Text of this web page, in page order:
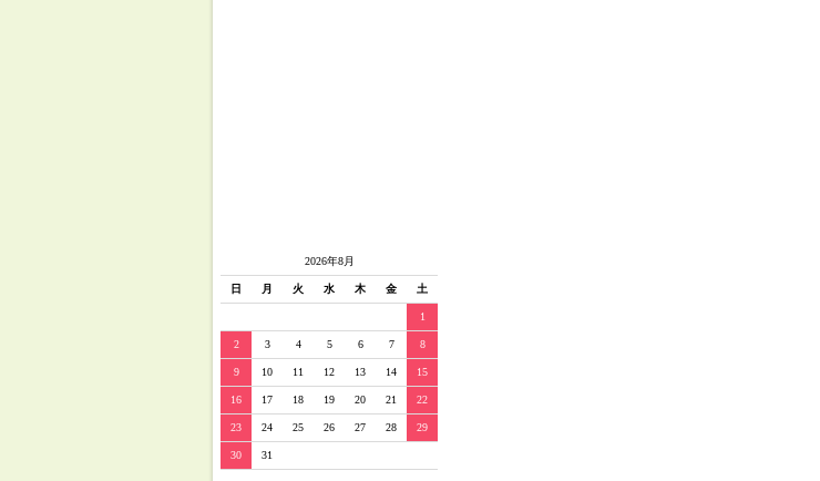
2026年8月
日 月 火 水 木 金 土
1
2 3 4 5 6 7 8
9 10 11 12 13 14 15
16 17 18 19 20 21 22
23 24 25 26 27 28 29
30 31